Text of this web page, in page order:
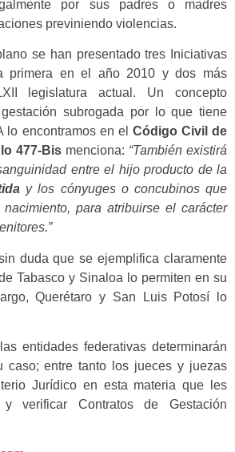
por sus padres o madres
previniendo violencias.
se han presentado tres Iniciativas
primera en el año 2010 y dos más
legislatura actual. Un concepto
subrogada por lo que tiene
lo encontramos en el Código Civil de
477-Bis menciona: “También existirá
entre el hijo producto de la
y los cónyuges o concubinos que
para atribuirse el carácter
duda que se ejemplifica claramente
Tabasco y Sinaloa lo permiten en su
Querétaro y San Luis Potosí lo
entidades federativas determinarán
caso; entre tanto los jueces y juezas
Jurídico en esta materia que les
verificar Contratos de Gestación